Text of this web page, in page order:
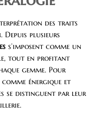
des traits
plusieurs
s’imposent comme un
tout en profitant
gemme. Pour
énergique et
se distinguent par leur